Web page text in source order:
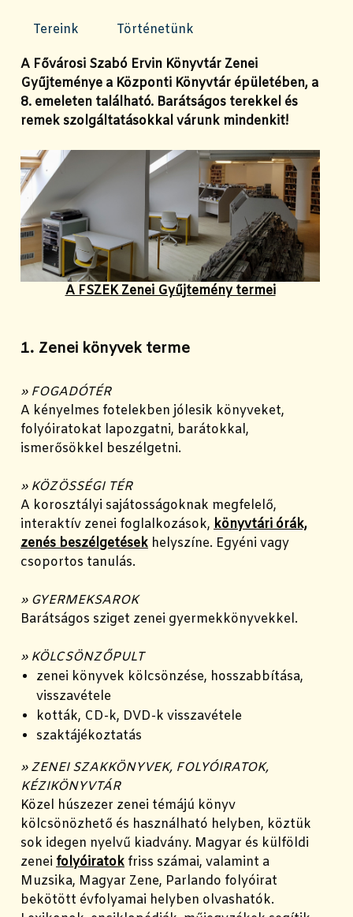
Tereink Történetünk
A Fővárosi Szabó Ervin Könyvtár Zenei
Gyűjteménye a Központi Könyvtár épületében, a
8. emeleten található. Barátságos terekkel és
remek szolgáltatásokkal várunk mindenkit!
A FSZEK Zenei Gyűjtemény termei
1. Zenei könyvek terme
» FOGADÓTÉR
A kényelmes fotelekben jólesik könyveket,
folyóiratokat lapozgatni, barátokkal,
ismerősökkel beszélgetni.
» KÖZÖSSÉGI TÉR
A korosztályi sajátosságoknak megfelelő,
interaktív zenei foglalkozások, könyvtári órák,
zenés beszélgetések helyszíne. Egyéni vagy
csoportos tanulás.
» GYERMEKSAROK
Barátságos sziget zenei gyermekkönyvekkel.
» KÖLCSÖNZŐPULT
zenei könyvek kölcsönzése, hosszabbítása,
visszavétele
kották, CD-k, DVD-k visszavétele
szaktájékoztatás
» ZENEI SZAKKÖNYVEK, FOLYÓIRATOK,
KÉZIKÖNYVTÁR
Közel húszezer zenei témájú könyv
kölcsönözhető és használható helyben, köztük
sok idegen nyelvű kiadvány. Magyar és külföldi
zenei folyóiratok friss számai, valamint a
Muzsika, Magyar Zene, Parlando folyóirat
bekötött évfolyamai helyben olvashatók.